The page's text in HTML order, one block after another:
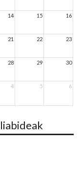
14 15 16
21 22 23
28 29 30
4 5 6